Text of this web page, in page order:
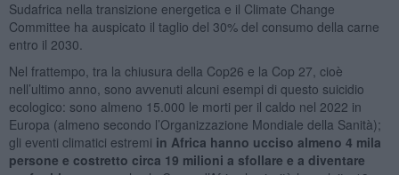
Sudafrica nella transizione energetica e il Climate Change
Committee ha auspicato il taglio del 30% del consumo della carne
entro il 2030.
Nel frattempo, tra la chiusura della Cop26 e la Cop 27, cioè
nell’ultimo anno, sono avvenuti alcuni esempi di questo suicidio
ecologico: sono almeno 15.000 le morti per il caldo nel 2022 in
Europa (almeno secondo l’Organizzazione Mondiale della Sanità);
gli eventi climatici estremi in Africa hanno ucciso almeno 4 mila
persone e costretto circa 19 milioni a sfollare e a diventare